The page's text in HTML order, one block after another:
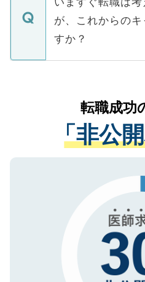
に、医療機関が求
みを人材紹介会社
ています。
などで収集したご
ご本人のキャリア
支援を目的に使用
ているすべての個
は、個人情報の取
管理基準を満たし
る、プライバシー
で、機密保持に関
が、これからの
すか？
かがいして、現在
経験をまじえなが
させていただきま
ない方には、長期
ので、まずはご登録
転職成功
「非公